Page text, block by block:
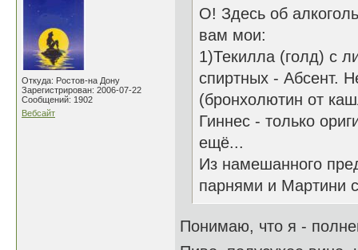
Откуда: Ростов-на Дону
Зарегистрирован: 2006-07-22
Сообщений: 1902
Вебсайт
О! Здесь об
вам мои:
1)Текилла (голд) с
спиртных - Абсент.
(бронхолютин от
Гиннес - только
ещё...
Из намешанного
парнями и Мартини
Понимаю, что я -